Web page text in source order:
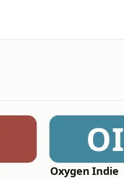
OI
Oxygen Indie